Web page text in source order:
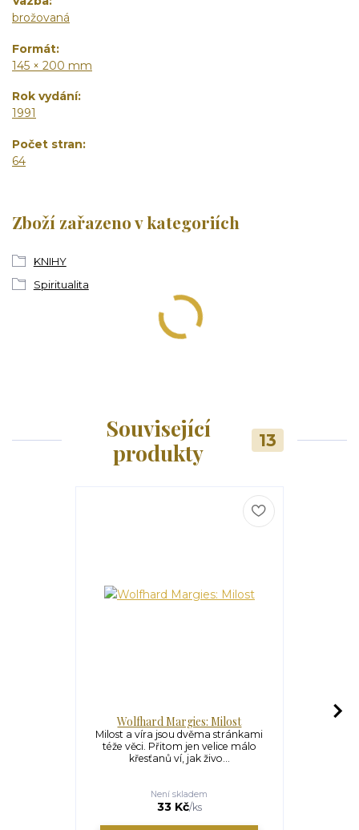
brožovaná
Formát
145 × 200 mm
Rok vydání
1991
Počet stran
64
Zboží zařazeno v kategoriích
KNIHY
Spiritualita
Související
produkty
13
Wolfhard Margies: Milost
Milost a víra jsou dvěma stránkami
téže věci. Přitom jen velice málo
křesťanů ví, jak živo...
33 Kč/ks
Není skladem